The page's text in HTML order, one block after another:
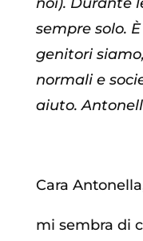
noi). Durante
sempre solo.
genitori
normali e
aiuto.
Cara
mi sembra di